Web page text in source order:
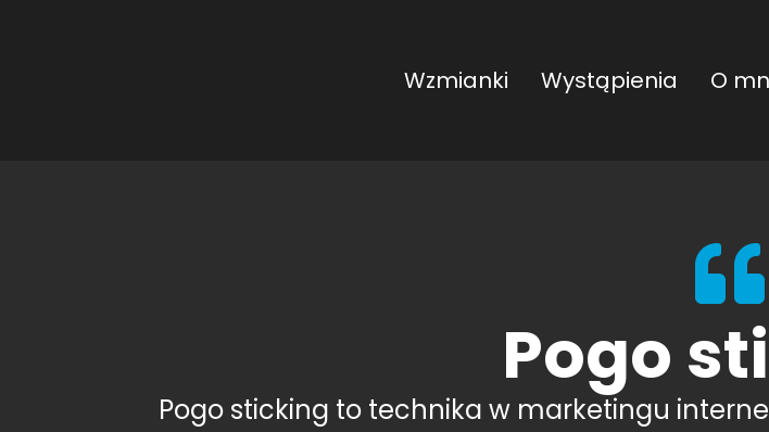
Wzmianki Wystąpienia O
Pogo
Pogo sticking to technika w marketingu